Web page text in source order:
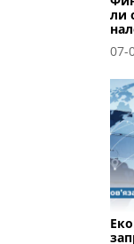
ли
07-